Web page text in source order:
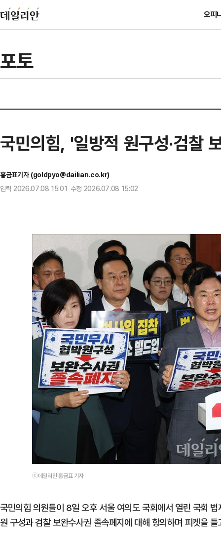
오피
포토
국민의힘, '일방적 원구성·검찰
홍금표기자 (goldpyo@dailian.co.kr)
입력 2026.07.08 15:01 수정 2026.07.08 15:02
ⓒ데일리안 홍금표 기자
국민의힘 의원들이 8일 오후 서울 여의도 국회에서 열린 국회
원 구성과 검찰 보완수사권 졸속폐지에 대해 항의하며 피켓을 들